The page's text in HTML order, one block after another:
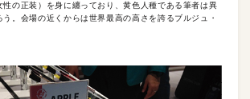
性の正装）を身に纏っており、黄色人種である筆者は異
。会場の近くからは世界最高の高さを誇るブルジュ・